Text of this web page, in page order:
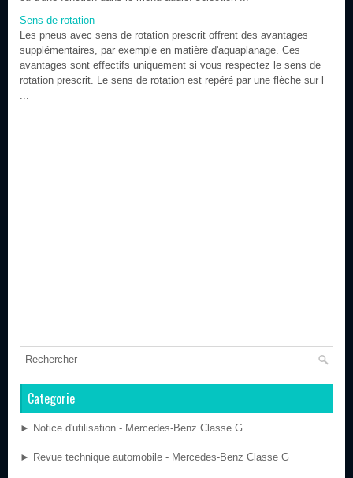
Sens de rotation
Les pneus avec sens de rotation prescrit offrent des avantages
supplémentaires, par exemple en matière d'aquaplanage. Ces
avantages sont effectifs uniquement si vous respectez le sens de
rotation prescrit. Le sens de rotation est repéré par une flèche sur l
...
Categorie
► Notice d'utilisation - Mercedes-Benz Classe G
► Revue technique automobile - Mercedes-Benz Classe G